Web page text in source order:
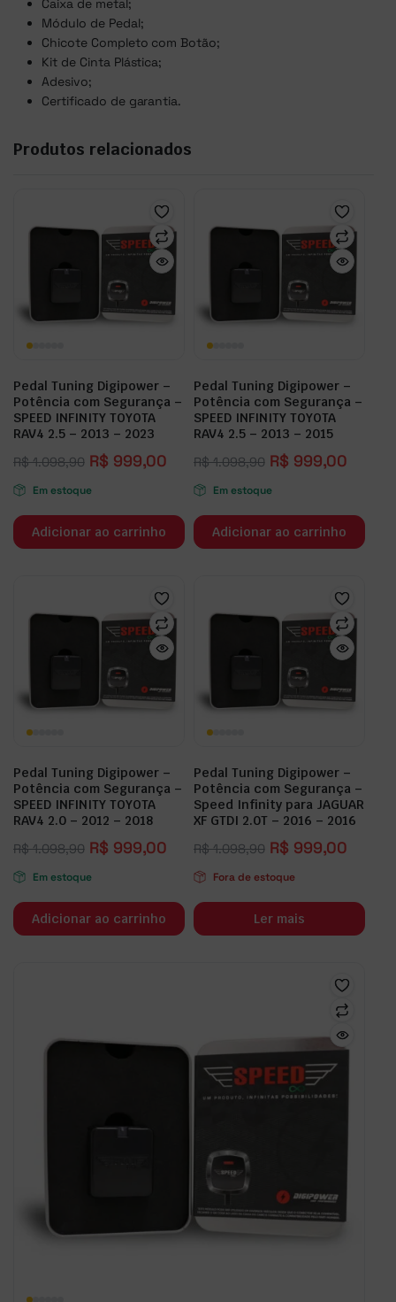
Caixa de metal;
Módulo de Pedal;
Chicote Completo com Botão;
Kit de Cinta Plástica;
Adesivo;
Certificado de garantia.
Produtos relacionados
Pedal Tuning Digipower –
Potência com Segurança –
SPEED INFINITY TOYOTA
RAV4 2.5 – 2013 – 2023
R$1.098,90 R$ 999,00
Em estoque
Adicionar ao carrinho
Pedal Tuning Digipower –
Potência com Segurança –
SPEED INFINITY TOYOTA
RAV4 2.5 – 2013 – 2015
R$1.098,90 R$ 999,00
Em estoque
Adicionar ao carrinho
Pedal Tuning Digipower –
Potência com Segurança –
SPEED INFINITY TOYOTA
RAV4 2.0 – 2012 – 2018
R$1.098,90 R$ 999,00
Em estoque
Adicionar ao carrinho
Pedal Tuning Digipower –
Potência com Segurança –
Speed Infinity para JAGUAR
XF GTDI 2.0T – 2016 – 2016
R$1.098,90 R$ 999,00
Fora de estoque
Ler mais